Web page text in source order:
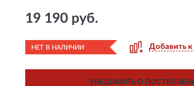
19 190 руб.
НЕТ В НАЛИЧИИ Добавить к
УВЕДОМИТЬ О